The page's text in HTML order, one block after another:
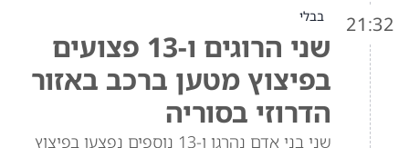
21:32 בבלי
שני הרוגים ו-13 פצועים
בפיצוץ מטען ברכב באזור
הדרוזי בסוריה
שני בני אדם נהרגו ו-13 נוספים נפצעו בפיצוץ